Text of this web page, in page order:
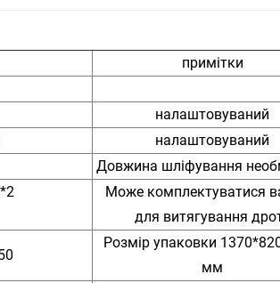
примітки
налаштовуваний
налаштовуваний
Довжина шліфування
Може комплектуватися
для витягування
Розмір упаковки
мм